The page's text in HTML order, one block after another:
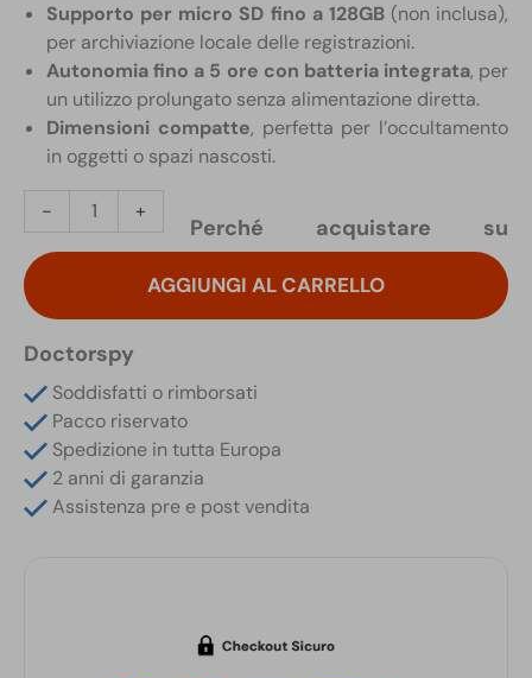
Supporto per micro SD fino a 128GB(non inclusa),
per archiviazione locale delle registrazioni.
Autonomia fino a 5 ore con batteria integrata, per
un utilizzo prolungato senza alimentazione diretta.
Dimensioni compatte, perfetta per l’occultamento
in oggetti o spazi nascosti.
-
Mini
Spia
Wifi
Audio
Video
con
4
LED
Infrarossi
Invisibili
+
AGGIUNGI AL CARRELLO
Perché acquistare su
Doctorspy
Soddisfatti o rimborsati
Pacco riservato
Spedizione in tutta Europa
2 anni di garanzia
Assistenza pre e post vendita